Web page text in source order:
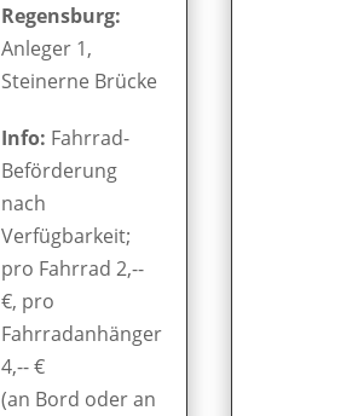
Regensburg:
Anleger 1,
Steinerne Brücke
Info: Fahrrad-
Beförderung
nach
Verfügbarkeit;
pro Fahrrad 2,--
€, pro
Fahrradanhänger
4,-- €
(an Bord oder an